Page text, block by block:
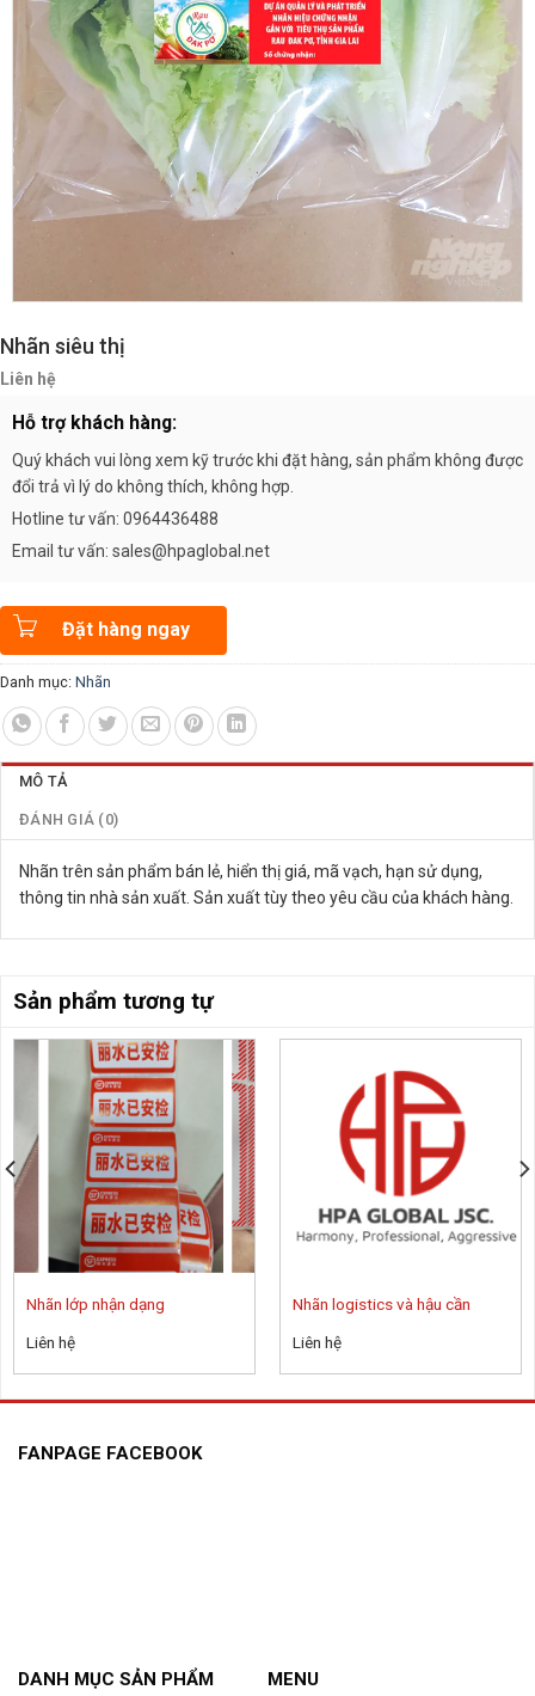
Nhãn siêu thị
Liên hệ
Hỗ trợ khách hàng:
Quý khách vui lòng xem kỹ trước khi đặt hàng, sản phẩm không được
đổi trả vì lý do không thích, không hợp.
Hotline tư vấn: 0964436488
Email tư vấn: sales@hpaglobal.net
Đặt hàng ngay
Danh mục: Nhãn
MÔ TẢ
ĐÁNH GIÁ (0)
Nhãn trên sản phẩm bán lẻ, hiển thị giá, mã vạch, hạn sử dụng,
thông tin nhà sản xuất. Sản xuất tùy theo yêu cầu của khách hàng.
Sản phẩm tương tự
Nhãn lớp nhận dạng
Liên hệ
Nhãn logistics và hậu cần
Liên hệ
FANPAGE FACEBOOK
DANH MỤC SẢN PHẨM MENU